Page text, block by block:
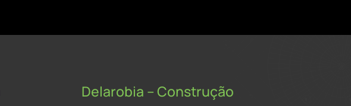
Delarobia – Construção